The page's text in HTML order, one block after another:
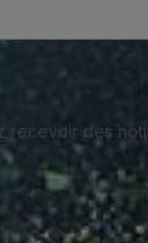
recevoir des